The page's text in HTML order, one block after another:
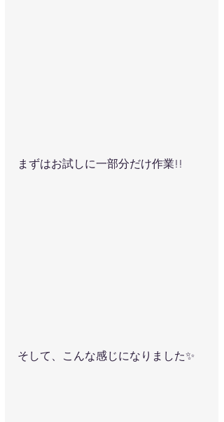
まずはお試しに一部分だけ作業!!
そして、こんな感じになりました✨